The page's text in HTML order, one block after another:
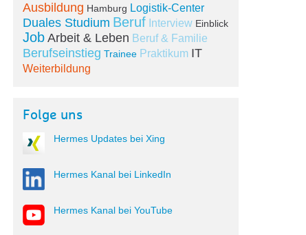
Ausbildung Hamburg Logistik-Center
Duales Studium Beruf Interview Einblick
Job Arbeit & Leben Beruf & Familie
Berufseinstieg Trainee Praktikum IT
Weiterbildung
Folge uns
Hermes Updates bei Xing
Hermes Kanal bei LinkedIn
Hermes Kanal bei YouTube